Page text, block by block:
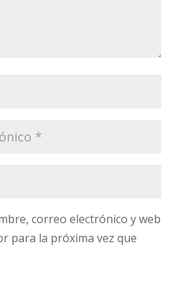
correo electrónico y web
para la próxima vez que